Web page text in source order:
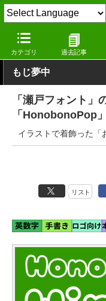
カテゴリ 過去記事
窓の杜 オフィス・ドキ
もじ夢中
「瀬戸フォント
「HonobonoPop
イラストで着飾った「
リスト